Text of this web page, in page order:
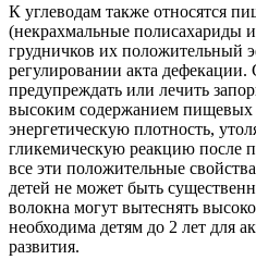
К углеводам также относятся
(некрахмальные полисахариды
грудничков их положительный
регулировании акта
предупреждать или лечить
высоким содержанием
энергетическую плотность,
гликемическую реакцию после
все эти положительные
детей не может быть
волокна могут вытеснять
необходима детям до 2 лет для
развития.